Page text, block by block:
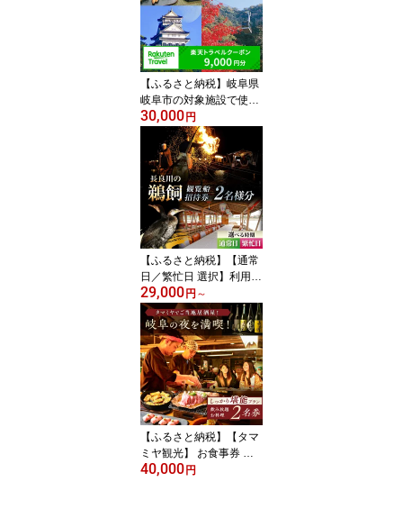
ランイラン 金木犀 ラベ
ンダー ホワイトムスク
プレゼント ソルト エプ
ソム 岐阜市/犀印（リバ
ティライフ）[ANEO001]
【ふるさと納税】岐阜県
岐阜市の対象施設で使え
る楽天トラベルクーポン
寄附額30,000円 / 旅行 観
光 宿泊 ホテル 旅館 チケ
ット クーポン トラベル
レジャー ビジネス 出張
旅行券 国内旅行 予約 宿
泊券 岐阜 / 岐阜市 [ANFT
007]
30,000円
【ふるさと納税】【通常
日／繁忙日 選択】利用券
ぎふ長良川の鵜飼観覧乗
合船ペア招待券 岐阜 観
光 チケット 旅行 鵜飼い
鮎 伝統 日本遺産 重要無
形民俗文化財 遊覧船 人
気 2名 ペア 鵜飼 観覧船
乗合船 体験 信長公のお
もてなし 岐阜市/鵜飼観
覧船事務所[ANBA006]
29,000円 ～
【ふるさと納税】【タマ
ミヤ観光】 お食事券 飲
み放題120分 おまかせ料
40,000円